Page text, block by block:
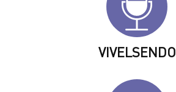
VIVELSENDO